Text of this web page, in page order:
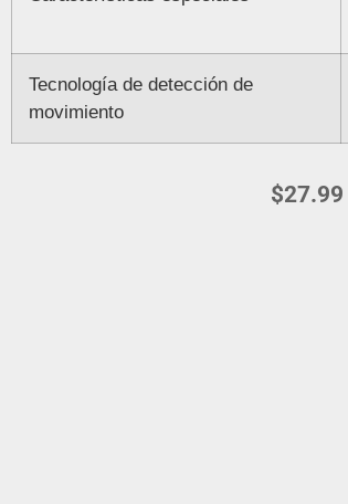
Tecnología de detección de
movimiento
$27.99